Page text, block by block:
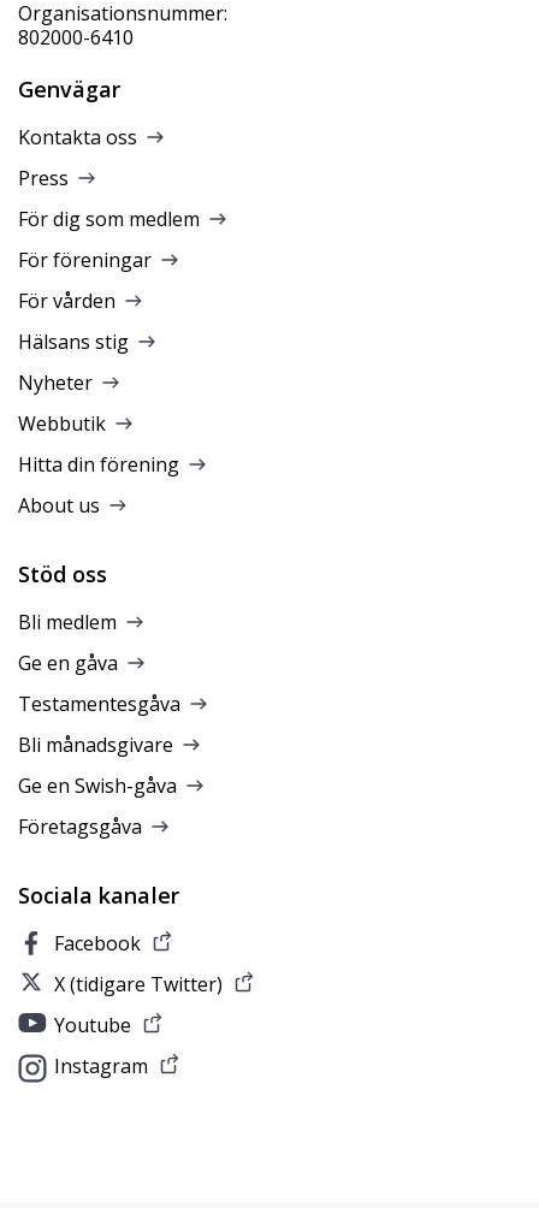
Organisationsnummer:
802000-6410
Genvägar
Kontakta oss
Press
För dig som medlem
För föreningar
För vården
Hälsans stig
Nyheter
Webbutik
Hitta din förening
About us
Stöd oss
Bli medlem
Ge en gåva
Testamentesgåva
Bli månadsgivare
Ge en Swish-gåva
Företagsgåva
Sociala kanaler
Facebook
X (tidigare Twitter)
Youtube
Instagram